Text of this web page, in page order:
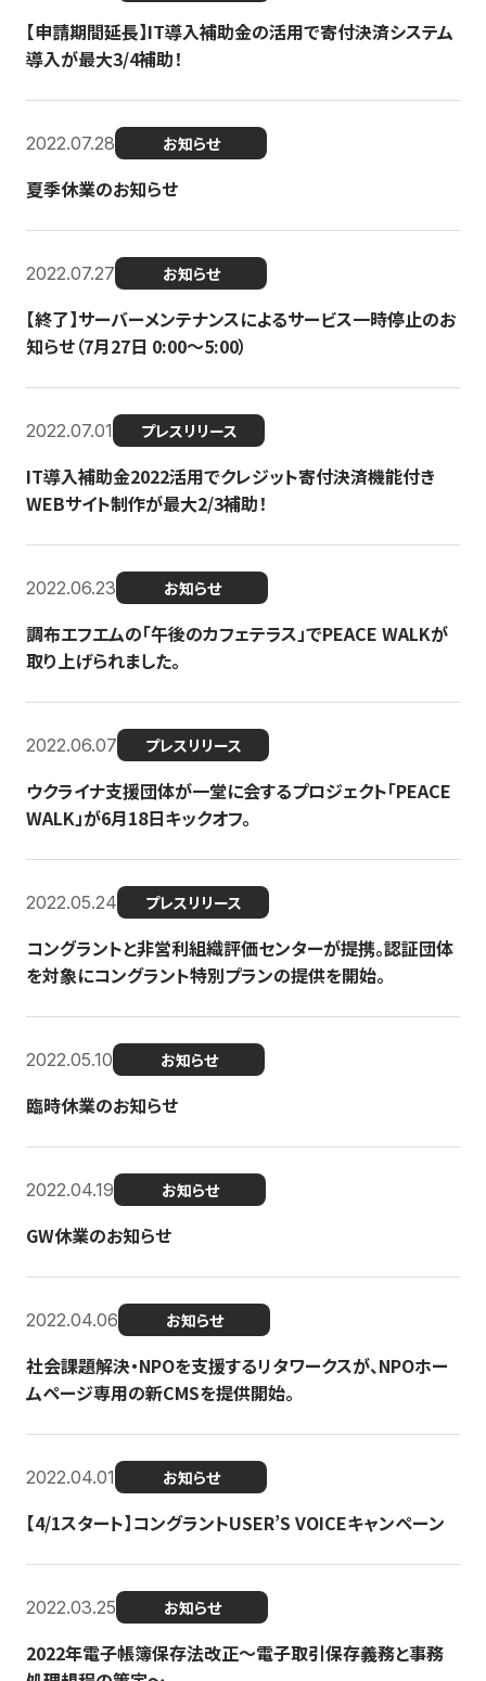
【申請期間延長】IT導入補助金の活用で寄付決済システム
導入が最大3/4補助！
2022.07.28 お知らせ
夏季休業のお知らせ
2022.07.27 お知らせ
【終了】サーバーメンテナンスによるサービス一時停止のお
知らせ（7月27日 0:00〜5:00）
2022.07.01 プレスリリース
IT導入補助金2022活用でクレジット寄付決済機能付き
WEBサイト制作が最大2/3補助！
2022.06.23 お知らせ
調布エフエムの「午後のカフェテラス」でPEACE WALKが
取り上げられました。
2022.06.07 プレスリリース
ウクライナ支援団体が一堂に会するプロジェクト「PEACE
WALK」が6月18日キックオフ。
2022.05.24 プレスリリース
コングラントと非営利組織評価センターが提携。認証団体
を対象にコングラント特別プランの提供を開始。
2022.05.10 お知らせ
臨時休業のお知らせ
2022.04.19 お知らせ
GW休業のお知らせ
2022.04.06 お知らせ
社会課題解決・NPOを支援するリタワークスが、NPOホー
ムページ専用の新CMSを提供開始。
2022.04.01 お知らせ
【4/1スタート】コングラントUSER’S VOICEキャンペーン
2022.03.25 お知らせ
2022年電子帳簿保存法改正～電子取引保存義務と事務